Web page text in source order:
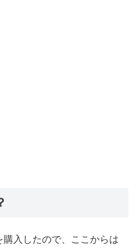
入したので、ここからは